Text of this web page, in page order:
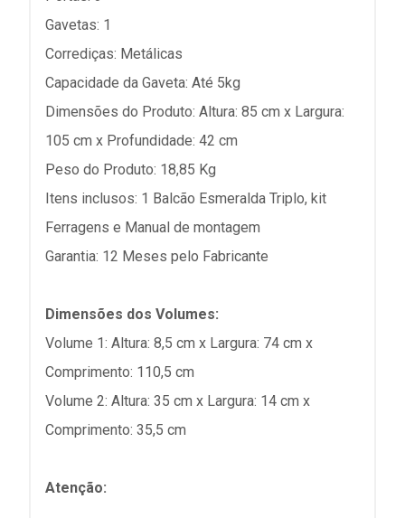
Gavetas: 1
Corrediças: Metálicas
Capacidade da Gaveta: Até 5kg
Dimensões do Produto: Altura: 85 cm x Largura:
105 cm x Profundidade: 42 cm
Peso do Produto: 18,85 Kg
Itens inclusos: 1 Balcão Esmeralda Triplo, kit
Ferragens e Manual de montagem
Garantia: 12 Meses pelo Fabricante
Dimensões dos Volumes:
Volume 1: Altura: 8,5 cm x Largura: 74 cm x
Comprimento: 110,5 cm
Volume 2: Altura: 35 cm x Largura: 14 cm x
Comprimento: 35,5 cm
Atenção: